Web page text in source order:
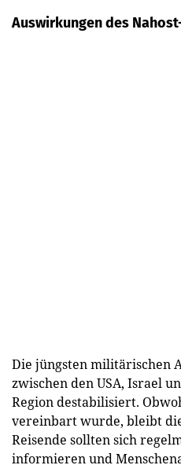
Auswirkungen des
Die jüngsten militärischen
zwischen den USA, Israel
Region destabilisiert.
vereinbart wurde, bleibt
Reisende sollten sich
informieren und